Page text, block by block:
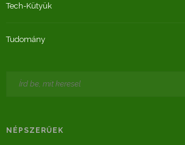
Tech-Kütyük
Tudomány
NÉPSZERŰEK